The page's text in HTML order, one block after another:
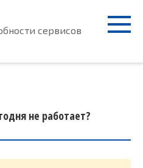
сервисов
не работает?